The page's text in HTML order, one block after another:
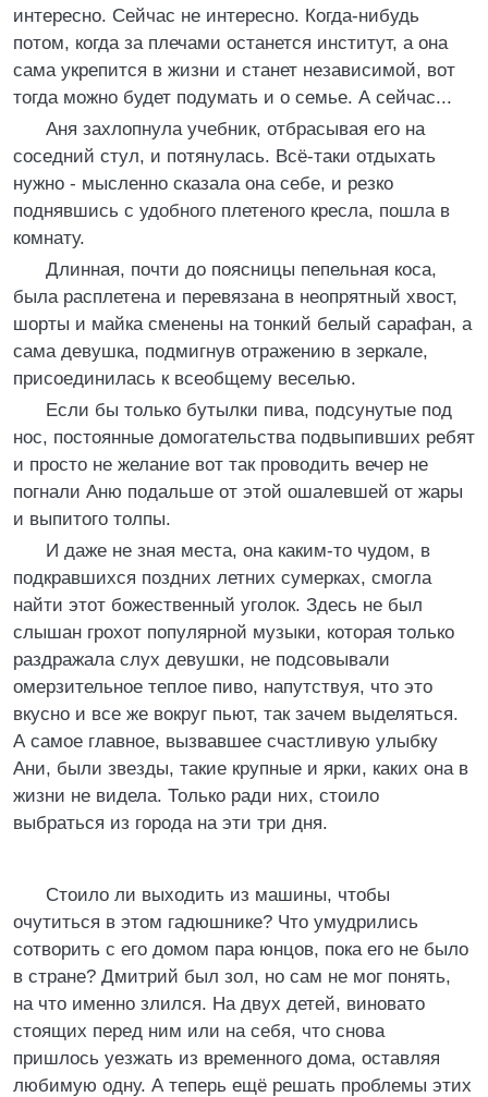
интересно. Сейчас не интересно. Когда-нибудь
потом, когда за плечами останется институт, а она
сама укрепится в жизни и станет независимой, вот
тогда можно будет подумать и о семье. А сейчас...
Аня захлопнула учебник, отбрасывая его на
соседний стул, и потянулась. Всё-таки отдыхать
нужно - мысленно сказала она себе, и резко
поднявшись с удобного плетеного кресла, пошла в
комнату.
Длинная, почти до поясницы пепельная коса,
была расплетена и перевязана в неопрятный хвост,
шорты и майка сменены на тонкий белый сарафан, а
сама девушка, подмигнув отражению в зеркале,
присоединилась к всеобщему веселью.
Если бы только бутылки пива, подсунутые под
нос, постоянные домогательства подвыпивших ребят
и просто не желание вот так проводить вечер не
погнали Аню подальше от этой ошалевшей от жары
и выпитого толпы.
И даже не зная места, она каким-то чудом, в
подкравшихся поздних летних сумерках, смогла
найти этот божественный уголок. Здесь не был
слышан грохот популярной музыки, которая только
раздражала слух девушки, не подсовывали
омерзительное теплое пиво, напутствуя, что это
вкусно и все же вокруг пьют, так зачем выделяться.
А самое главное, вызвавшее счастливую улыбку
Ани, были звезды, такие крупные и ярки, каких она в
жизни не видела. Только ради них, стоило
выбраться из города на эти три дня.
Стоило ли выходить из машины, чтобы
очутиться в этом гадюшнике? Что умудрились
сотворить с его домом пара юнцов, пока его не было
в стране? Дмитрий был зол, но сам не мог понять,
на что именно злился. На двух детей, виновато
стоящих перед ним или на себя, что снова
пришлось уезжать из временного дома, оставляя
любимую одну. А теперь ещё решать проблемы этих